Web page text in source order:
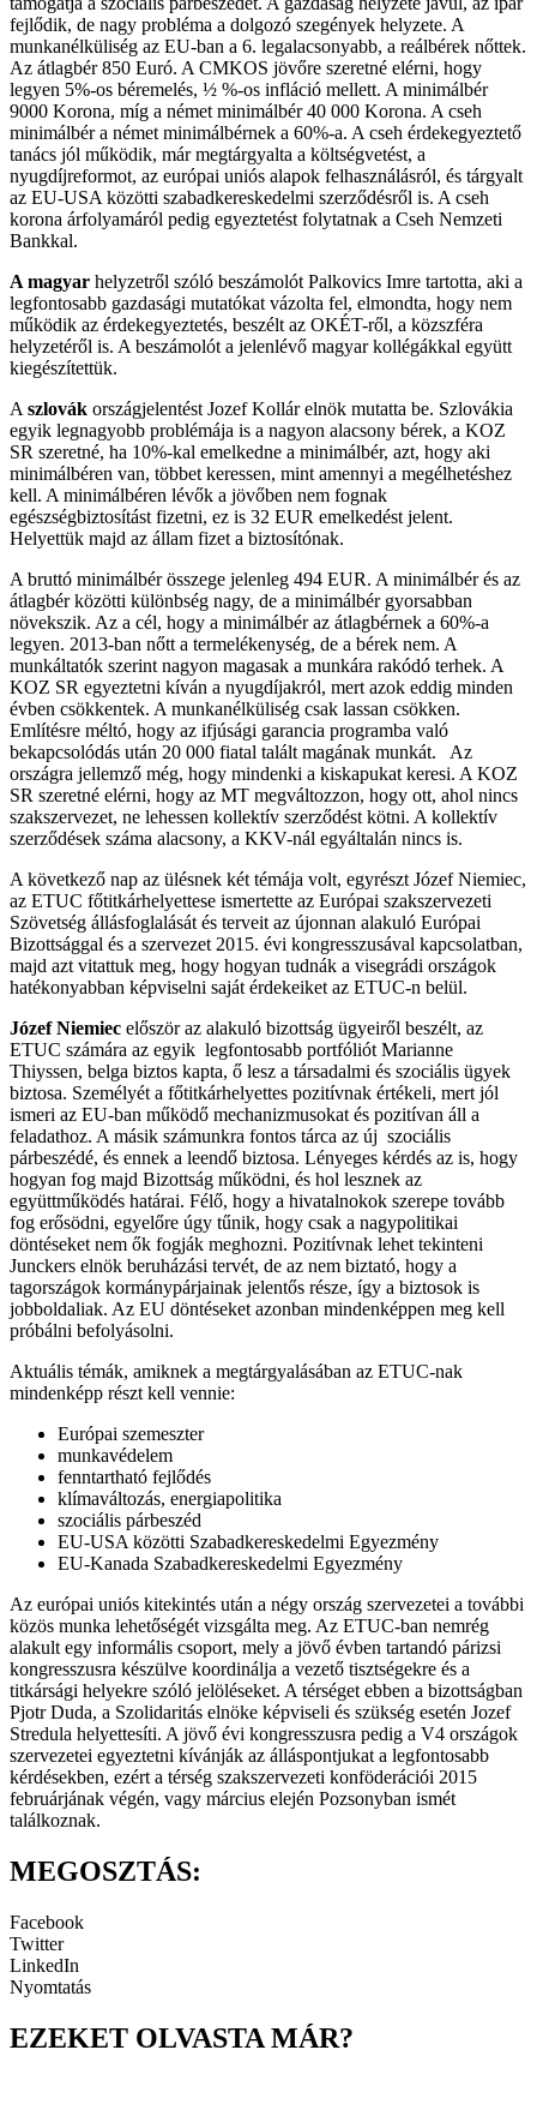
fejlődik, de nagy probléma a dolgozó szegények helyzete. A
munkanélküliség az EU-ban a 6. legalacsonyabb, a reálbérek nőttek.
Az átlagbér 850 Euró. A CMKOS jövőre szeretné elérni, hogy
legyen 5%-os béremelés, ½ %-os infláció mellett. A minimálbér
9000 Korona, míg a német minimálbér 40 000 Korona. A cseh
minimálbér a német minimálbérnek a 60%-a. A cseh érdekegyeztető
tanács jól működik, már megtárgyalta a költségvetést, a
nyugdíjreformot, az európai uniós alapok felhasználásról, és tárgyalt
az EU-USA közötti szabadkereskedelmi szerződésről is. A cseh
korona árfolyamáról pedig egyeztetést folytatnak a Cseh Nemzeti
Bankkal.
A magyar helyzetről szóló beszámolót Palkovics Imre tartotta, aki a
legfontosabb gazdasági mutatókat vázolta fel, elmondta, hogy nem
működik az érdekegyeztetés, beszélt az OKÉT-ről, a közszféra
helyzetéről is. A beszámolót a jelenlévő magyar kollégákkal együtt
kiegészítettük.
A szlovák országjelentést Jozef Kollár elnök mutatta be. Szlovákia
egyik legnagyobb problémája is a nagyon alacsony bérek, a KOZ
SR szeretné, ha 10%-kal emelkedne a minimálbér, azt, hogy aki
minimálbéren van, többet keressen, mint amennyi a megélhetéshez
kell. A minimálbéren lévők a jövőben nem fognak
egészségbiztosítást fizetni, ez is 32 EUR emelkedést jelent.
Helyettük majd az állam fizet a biztosítónak.
A bruttó minimálbér összege jelenleg 494 EUR. A minimálbér és az
átlagbér közötti különbség nagy, de a minimálbér gyorsabban
növekszik. Az a cél, hogy a minimálbér az átlagbérnek a 60%-a
legyen. 2013-ban nőtt a termelékenység, de a bérek nem. A
munkáltatók szerint nagyon magasak a munkára rakódó terhek. A
KOZ SR egyeztetni kíván a nyugdíjakról, mert azok eddig minden
évben csökkentek. A munkanélküliség csak lassan csökken.
Említésre méltó, hogy az ifjúsági garancia programba való
bekapcsolódás után 20 000 fiatal talált magának munkát. Az
országra jellemző még, hogy mindenki a kiskapukat keresi. A KOZ
SR szeretné elérni, hogy az MT megváltozzon, hogy ott, ahol nincs
szakszervezet, ne lehessen kollektív szerződést kötni. A kollektív
szerződések száma alacsony, a KKV-nál egyáltalán nincs is.
A következő nap az ülésnek két témája volt, egyrészt Józef Niemiec,
az ETUC főtitkárhelyettese ismertette az Európai szakszervezeti
Szövetség állásfoglalását és terveit az újonnan alakuló Európai
Bizottsággal és a szervezet 2015. évi kongresszusával kapcsolatban,
majd azt vitattuk meg, hogy hogyan tudnák a visegrádi országok
hatékonyabban képviselni saját érdekeiket az ETUC-n belül.
Józef Niemiec először az alakuló bizottság ügyeiről beszélt, az
ETUC számára az egyik legfontosabb portfóliót Marianne
Thiyssen, belga biztos kapta, ő lesz a társadalmi és szociális ügyek
biztosa. Személyét a főtitkárhelyettes pozitívnak értékeli, mert jól
ismeri az EU-ban működő mechanizmusokat és pozitívan áll a
feladathoz. A másik számunkra fontos tárca az új szociális
párbeszédé, és ennek a leendő biztosa. Lényeges kérdés az is, hogy
hogyan fog majd Bizottság működni, és hol lesznek az
együttműködés határai. Félő, hogy a hivatalnokok szerepe tovább
fog erősödni, egyelőre úgy tűnik, hogy csak a nagypolitikai
döntéseket nem ők fogják meghozni. Pozitívnak lehet tekinteni
Junckers elnök beruházási tervét, de az nem biztató, hogy a
tagországok kormánypárjainak jelentős része, így a biztosok is
jobboldaliak. Az EU döntéseket azonban mindenképpen meg kell
próbálni befolyásolni.
Aktuális témák, amiknek a megtárgyalásában az ETUC-nak
mindenképp részt kell vennie:
Európai szemeszter
munkavédelem
fenntartható fejlődés
klímaváltozás, energiapolitika
szociális párbeszéd
EU-USA közötti Szabadkereskedelmi Egyezmény
EU-Kanada Szabadkereskedelmi Egyezmény
Az európai uniós kitekintés után a négy ország szervezetei a további
közös munka lehetőségét vizsgálta meg. Az ETUC-ban nemrég
alakult egy informális csoport, mely a jövő évben tartandó párizsi
kongresszusra készülve koordinálja a vezető tisztségekre és a
titkársági helyekre szóló jelöléseket. A térséget ebben a bizottságban
Pjotr Duda, a Szolidaritás elnöke képviseli és szükség esetén Jozef
Stredula helyettesíti. A jövő évi kongresszusra pedig a V4 országok
szervezetei egyeztetni kívánják az álláspontjukat a legfontosabb
kérdésekben, ezért a térség szakszervezeti konföderációi 2015
februárjának végén, vagy március elején Pozsonyban ismét
találkoznak.
MEGOSZTÁS:
Facebook
Twitter
LinkedIn
Nyomtatás
EZEKET OLVASTA MÁR?